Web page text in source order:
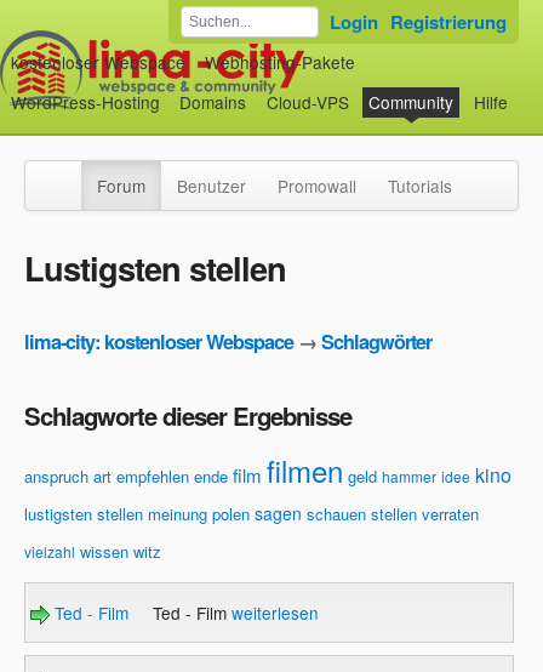
kostenloser Webspace
Webhosting-Pakete
WordPress-Hosting
Domains Cloud-VPS Community Hilfe
Login Registrierung
Forum Benutzer Promowall Tutorials
Lustigsten stellen
lima-city: kostenloser Webspace→Schlagwörter
Schlagworte dieser Ergebnisse
anspruch art empfehlen ende film filmen geld hammer idee kino
lustigsten stellen meinung polen sagen schauen stellen verraten
vielzahl wissen witz
Ted - Film Ted - Film weiterlesen